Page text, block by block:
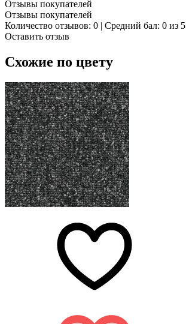
Отзывы покупателей
Отзывы покупателей
Количество отзывов: 0 | Средний бал: 0 из 5
Оставить отзыв
Схожие по цвету